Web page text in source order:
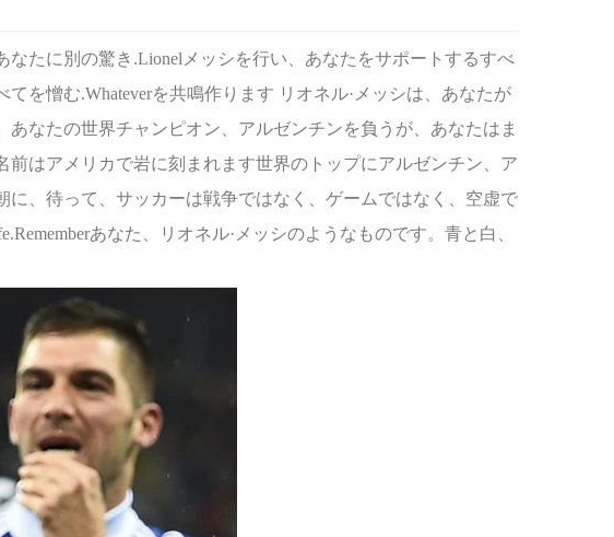
たに別の驚き.Lionelメッシを行い、あなたをサポートするすべ
を憎む.Whateverを共鳴作ります リオネル·メッシは、あなたが
なたの世界チャンピオン、アルゼンチンを負うが、あなたはま
はアメリカで岩に刻まれます世界のトップにアルゼンチン、ア
に、待って、サッカーは戦争ではなく、ゲームではなく、空虚で
あなた、リオネル·メッシのようなものです。青と​​白、​​